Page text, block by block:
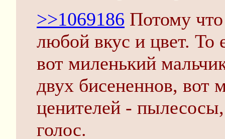
>>1069186 Потому
любой вкус и цвет. То
вот миленький
двух бисененнов, вот
ценителей -
голос.